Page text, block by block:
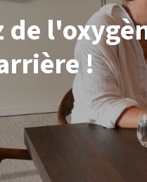
de
!